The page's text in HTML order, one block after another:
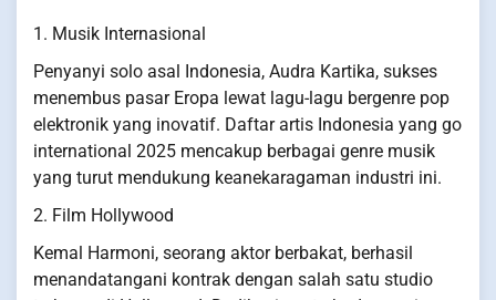
1. Musik Internasional
Penyanyi solo asal Indonesia, Audra Kartika, sukses
menembus pasar Eropa lewat lagu-lagu bergenre pop
elektronik yang inovatif. Daftar artis Indonesia yang go
international 2025 mencakup berbagai genre musik
yang turut mendukung keanekaragaman industri ini.
2. Film Hollywood
Kemal Harmoni, seorang aktor berbakat, berhasil
menandatangani kontrak dengan salah satu studio